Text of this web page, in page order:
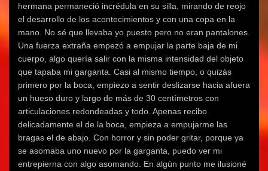
e
b
r
e
e
n
u
n
a
e
t
a
n
a
n
u
e
v
)
a
b
r
e
e
n
u
n
a
v
n
a
n
a
n
u
e
v
a
e
a
b
r
e
e
n
u
n
a
v
e
t
a
n
a
n
u
e
v
a
a
n
u
e
v
a
)
a
b
r
e
e
n
u
n
a
v
n
a
n
a
n
u
e
v
a
e
a
b
r
e
e
n
u
n
a
e
n
a
n
a
n
u
e
v
a
)
hermana permaneció incrédula en su silla, mirando de reojo
el desarrollo de los acontecimientos y con una copa en la
mano. No sé que llevaba yo puesto pero no eran pantalones.
Una fuerza extraña empezó a empujar la parte baja de mi
cuerpo, algo quería salir con la misma intensidad del objeto
que tapaba mi garganta. Casi al mismo tiempo, o quizás
primero por la boca, empiezo a sentir deslizarse hacia afuera
un hueso duro y largo de más de 30 centímetros con
articulaciones redondeadas y todo. Apenas recibo
delicadamente el de la boca, empieza a empujarme las
bragas el de abajo. Con horror y sin poder gritar, porque ya
se asomaba uno nuevo por la garganta, puedo ver mi
entrepierna con algo asomando. En algún punto me ilusioné